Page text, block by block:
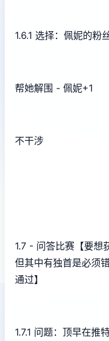
1.6.1 选择：佩妮的粉
帮她解围 - 佩妮+1
不干涉
1.7 - 问答比赛【要想
但其中有独首是必须
通过】
1.7.1 问题：顶早在推